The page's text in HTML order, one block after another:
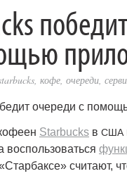
, кофе, очереди,
Starbucks в США
воспользоваться
считают,